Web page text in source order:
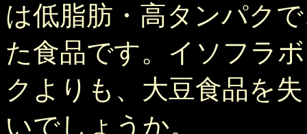
は低脂肪・高タンパク
た食品です。イソフラ
クよりも、大豆食品を
いでしょうか。